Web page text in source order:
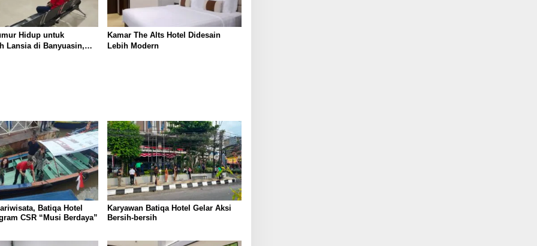
Hidup untuk
Lansia di Banyuasin,
Kamar The Alts Hotel Didesain
Lebih Modern
Batiqa Hotel
CSR “Musi Berdaya”
Karyawan Batiqa Hotel Gelar Aksi
Bersih-bersih